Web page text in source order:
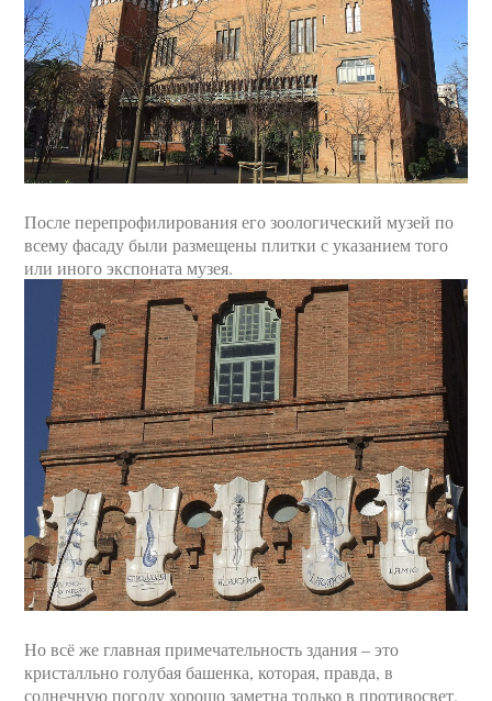
После перепрофилирования его зоологический музей по
всему фасаду были размещены плитки с указанием того
или иного экспоната музея.
Но всё же главная примечательность здания – это
кристалльно голубая башенка, которая, правда, в
солнечную погоду хорошо заметна только в противосвет.